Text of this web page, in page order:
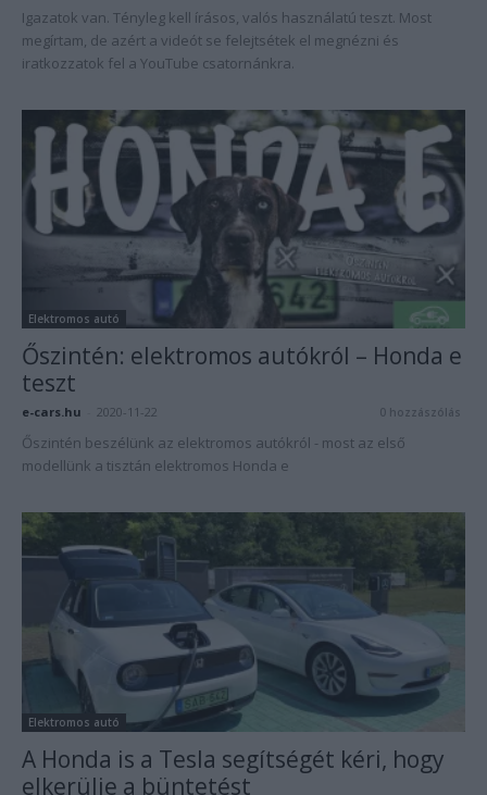
Igazatok van. Tényleg kell írásos, valós használatú teszt. Most
megírtam, de azért a videót se felejtsétek el megnézni és
iratkozzatok fel a YouTube csatornánkra.
Elektromos autó
Őszintén: elektromos autókról – Honda e
teszt
e-cars.hu 2020-11-22 0 hozzászólás
Őszintén beszélünk az elektromos autókról - most az első
modellünk a tisztán elektromos Honda e
Elektromos autó
A Honda is a Tesla segítségét kéri, hogy
elkerülje a büntetést